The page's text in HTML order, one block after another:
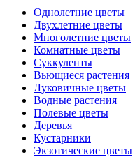
Однолетние цветы
Двухлетние цветы
Многолетние цветы
Комнатные цветы
Суккуленты
Вьющиеся растения
Луковичные цветы
Водные растения
Полевые цветы
Деревья
Кустарники
Экзотические цветы